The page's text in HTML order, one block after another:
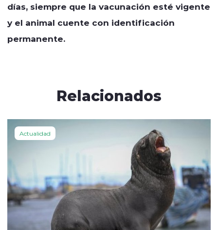
días, siempre que la vacunación esté vigente
y el animal cuente con identificación
permanente.
Relacionados
Actualidad